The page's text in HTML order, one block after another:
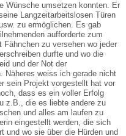
Wünsche umsetzen konnten. Er
Langzeitarbeitslosen Türen
zu ermöglichen. Es gab
aufforderte zum
zu versehen wo jeder
durfte und wo die
und der Not der
Näheres weiss ich gerade nicht
sein Projekt vorgestellt hat vor
dass es ein voller Erfolg
z.B., die es liebte andere zu
und alles am laufen zu
eingestellt werden, die sich
und wo sie über die Hürden und